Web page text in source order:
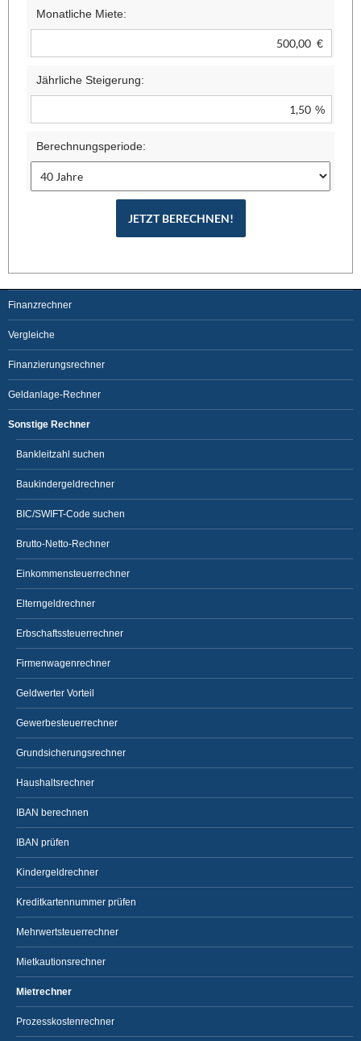
Monatliche Miete:
€
Jährliche Steigerung:
%
Berechnungsperiode:
Finanzrechner
Vergleiche
Finanzierungsrechner
Geldanlage-Rechner
Sonstige Rechner
Bankleitzahl suchen
Baukindergeldrechner
BIC/SWIFT-Code suchen
Brutto-Netto-Rechner
Einkommensteuerrechner
Elterngeldrechner
Erbschaftssteuerrechner
Firmenwagenrechner
Geldwerter Vorteil
Gewerbesteuerrechner
Grundsicherungsrechner
Haushaltsrechner
IBAN berechnen
IBAN prüfen
Kindergeldrechner
Kreditkartennummer prüfen
Mehrwertsteuerrechner
Mietkautionsrechner
Mietrechner
Prozesskostenrechner